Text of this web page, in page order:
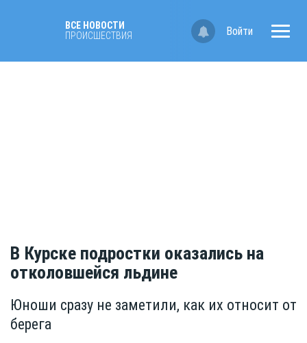
ВСЕ НОВОСТИ
ПРОИСШЕСТВИЯ
Войти
В Курске подростки оказались на
отколовшейся льдине
Юноши сразу не заметили, как их относит от
берега